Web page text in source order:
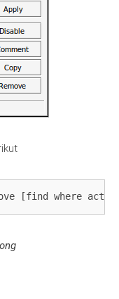
[find where